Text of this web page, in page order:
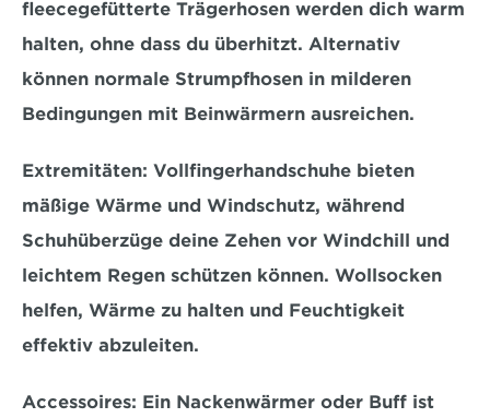
fleecegefütterte Trägerhosen werden dich warm
halten, ohne dass du überhitzt. Alternativ
können normale Strumpfhosen in milderen
Bedingungen mit Beinwärmern ausreichen.
Extremitäten: Vollfingerhandschuhe bieten
mäßige Wärme und Windschutz, während
Schuhüberzüge deine Zehen vor Windchill und
leichtem Regen schützen können. Wollsocken
helfen, Wärme zu halten und Feuchtigkeit
effektiv abzuleiten.
Accessoires: Ein Nackenwärmer oder Buff ist